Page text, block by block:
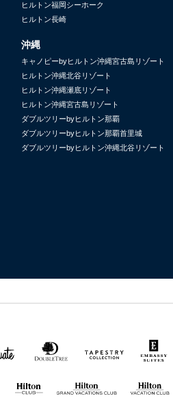
ヒルトン福岡シーホーク
ヒルトン長崎
沖縄
キャノピーbyヒルトン沖縄宮古島リゾート
ヒルトン沖縄北谷リゾート
ヒルトン沖縄瀬底リゾート
ヒルトン沖縄宮古島リゾート
ダブルツリーbyヒルトン那覇
ダブルツリーbyヒルトン那覇首里城
ダブルツリーbyヒルトン沖縄北谷リゾート
DoubleTree
by
Hilton
Collection
by Hilton
Embassy
Suites
by
VACATIONS
CLUB
VACATION
CLUB